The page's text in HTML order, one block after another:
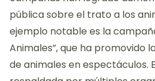
pública sobre el trato a los
ejemplo notable es la
Animales”, que ha promovido
de animales en espectáculos.